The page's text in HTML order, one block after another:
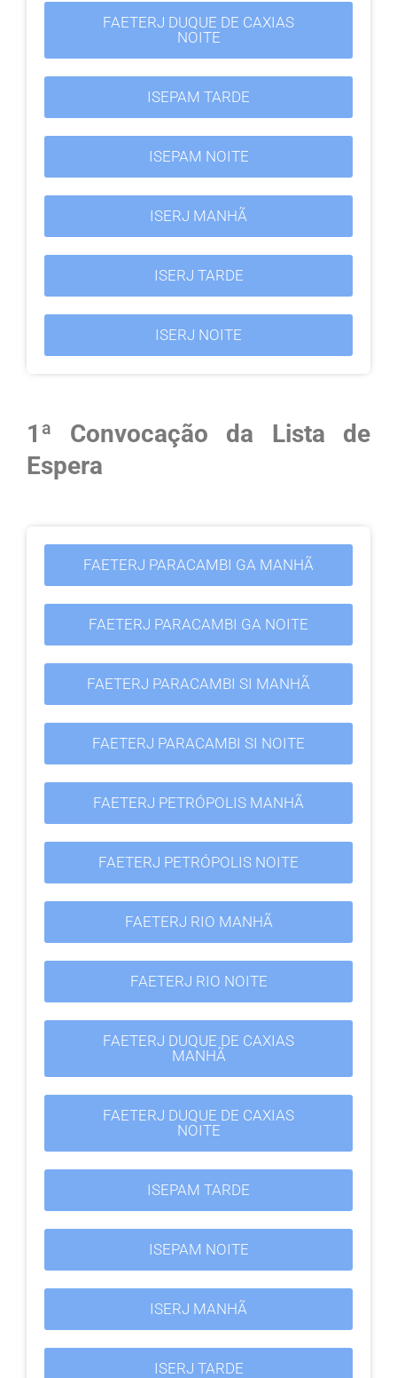
FAETERJ DUQUE DE CAXIAS
NOITE
ISEPAM TARDE
ISEPAM NOITE
ISERJ MANHÃ
ISERJ TARDE
ISERJ NOITE
1ª Convocação da Lista de
Espera
FAETERJ PARACAMBI GA MANHÃ
FAETERJ PARACAMBI GA NOITE
FAETERJ PARACAMBI SI MANHÃ
FAETERJ PARACAMBI SI NOITE
FAETERJ PETRÓPOLIS MANHÃ
FAETERJ PETRÓPOLIS NOITE
FAETERJ RIO MANHÃ
FAETERJ RIO NOITE
FAETERJ DUQUE DE CAXIAS
MANHÃ
FAETERJ DUQUE DE CAXIAS
NOITE
ISEPAM TARDE
ISEPAM NOITE
ISERJ MANHÃ
ISERJ TARDE